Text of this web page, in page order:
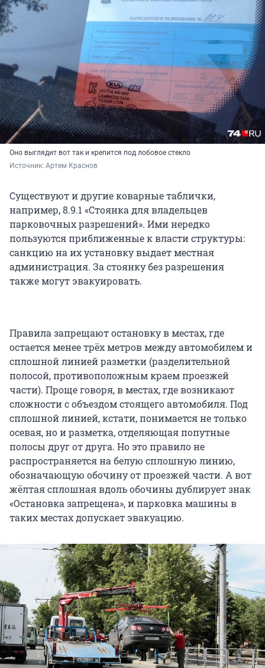
Оно выглядит вот так и крепится под лобовое стекло
Источник: Артем Краснов
Существуют и другие коварные таблички,
например, 8.9.1 «Стоянка для владельцев
парковочных разрешений». Ими нередко
пользуются приближенные к власти структуры:
санкцию на их установку выдает местная
администрация. За стоянку без разрешения
также могут эвакуировать.
Правила запрещают остановку в местах, где
остается менее трёх метров между автомобилем и
сплошной линией разметки (разделительной
полосой, противоположным краем проезжей
части). Проще говоря, в местах, где возникают
сложности с объездом стоящего автомобиля. Под
сплошной линией, кстати, понимается не только
осевая, но и разметка, отделяющая попутные
полосы друг от друга. Но это правило не
распространяется на белую сплошную линию,
обозначающую обочину от проезжей части. А вот
жёлтая сплошная вдоль обочины дублирует знак
«Остановка запрещена», и парковка машины в
таких местах допускает эвакуацию.